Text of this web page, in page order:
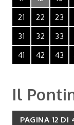
21
22 23
31
32 33
41
42 43
Il
PAGINA 12 DI